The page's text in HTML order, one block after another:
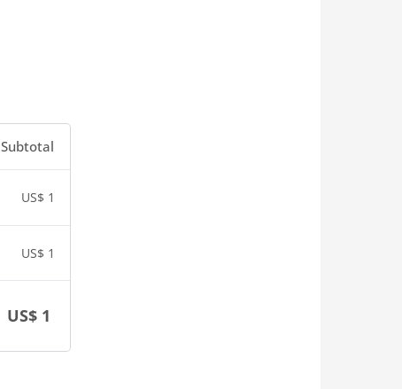
Subtotal
US$ 1
US$ 1
US$ 1